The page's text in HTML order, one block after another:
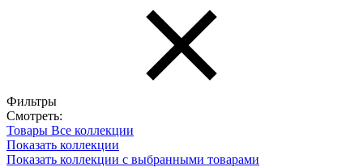
Фильтры
Смотреть:
Товары Все коллекции
Показать коллекции
Показать коллекции с выбранными товарами